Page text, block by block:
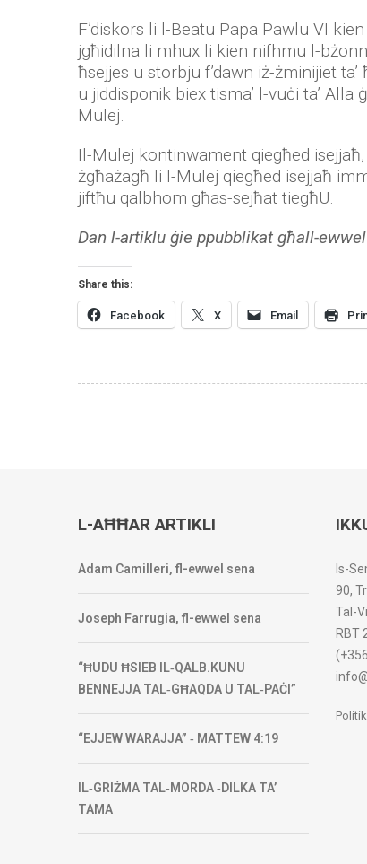
F’diskors li l-Beatu Papa Pawlu VI
jgħidilna li mhux li kien nifhmu l-
ħsejjes u storbju f’dawn iż-żminijiet
u jiddisponik biex tisma’ l-vuċi ta’
Mulej.
Il-Mulej kontinwament qiegħed
żgħażagħ li l-Mulej qiegħed isejjaħ
jiftħu qalbhom għas-sejħat tiegħU.
Dan l-artiklu ġie ppubblikat għall-
Share this:
Facebook X Email
L-AĦĦAR ARTIKLI
Adam Camilleri, fl-ewwel sena
Joseph Farrugia, fl-ewwel sena
“ĦUDU ĦSIEB IL‑QALB.KUNU
BENNEJJA TAL‑GĦAQDA U TAL‑PAĊI”
“EJJEW WARAJJA” ‑ MATTEW 4:19
IL‑GRIŻMA TAL‑MORDA ‑DILKA TA’
TAMA
Is-
90,
Tal-
RBT